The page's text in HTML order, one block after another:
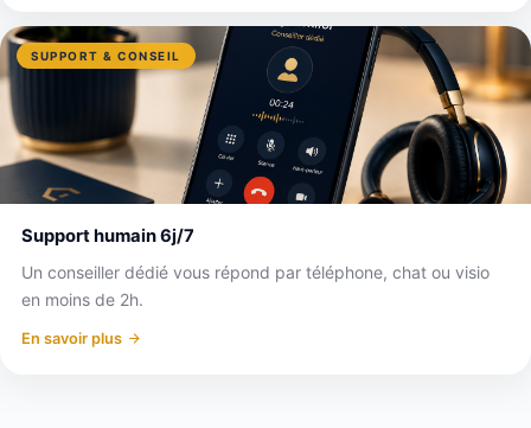
SUPPORT & CONSEIL
Support humain 6j/7
Un conseiller dédié vous répond par téléphone, chat ou visio
en moins de 2h.
En savoir plus